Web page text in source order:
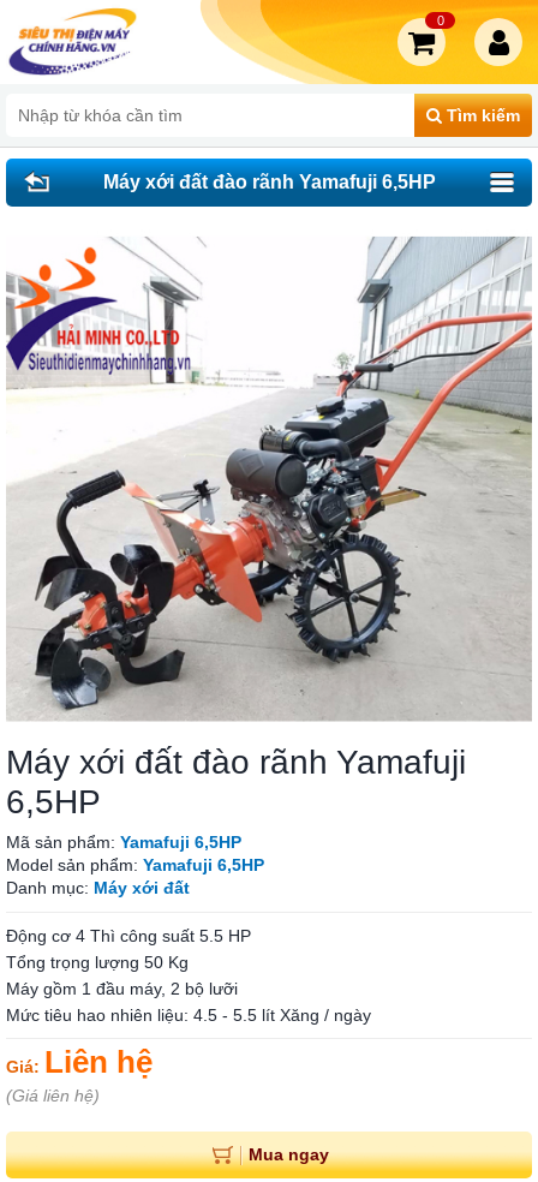
Tìm kiếm
0
Máy xới đất đào rãnh Yamafuji 6,5HP
Máy xới đất đào rãnh Yamafuji
6,5HP
Mã sản phẩm: Yamafuji 6,5HP
Model sản phẩm: Yamafuji 6,5HP
Danh mục: Máy xới đất
Động cơ 4 Thì công suất 5.5 HP
Tổng trọng lượng 50 Kg
Máy gồm 1 đầu máy, 2 bộ lưỡi
Mức tiêu hao nhiên liệu: 4.5 - 5.5 lít Xăng / ngày
Giá: Liên hệ
(Giá liên hệ)
Mua ngay